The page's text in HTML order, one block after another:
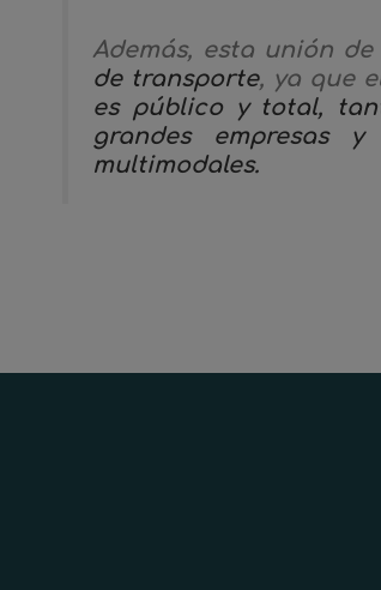
Además, esta unión
de transporte, ya que
es público y total,
grandes empresas
multimodales.